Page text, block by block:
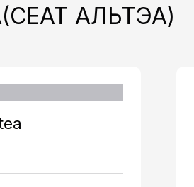
(СЕАТ АЛЬТЭА)